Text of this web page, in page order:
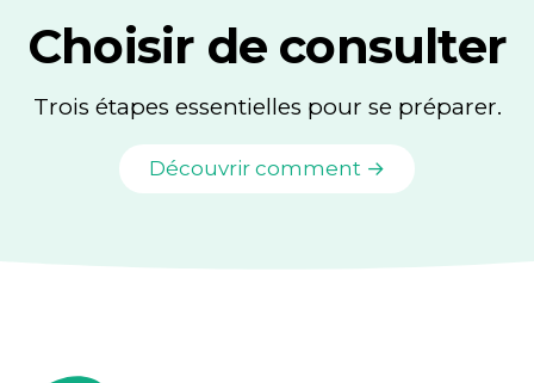
Choisir de consulter
Trois étapes essentielles pour se préparer.
Découvrir comment →